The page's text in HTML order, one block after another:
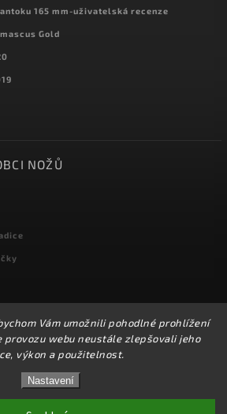
Vám umožnili pohodlné prohlížení
provozu webu neustále zlepšovali jeho
výkon a použitelnost.
Nastavení
2026 máme zavřeno z důvodu
zůstává v provozu, objednávky
v pondělí 17.8.2026. Děkujeme za
165 mm-uživatelská recenze
Gold
NOŽŮ
noze.cz
Upravit nastavení cookies